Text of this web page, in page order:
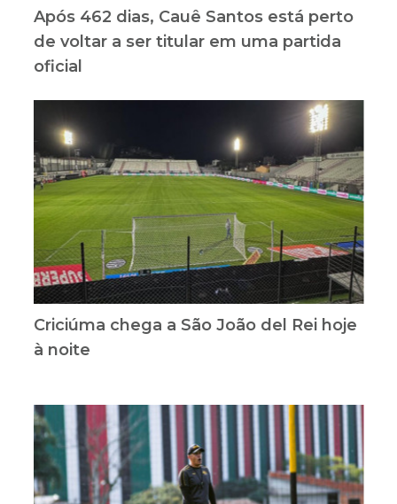
Após 462 dias, Cauê Santos está perto
de voltar a ser titular em uma partida
oficial
Criciúma chega a São João del Rei hoje
à noite